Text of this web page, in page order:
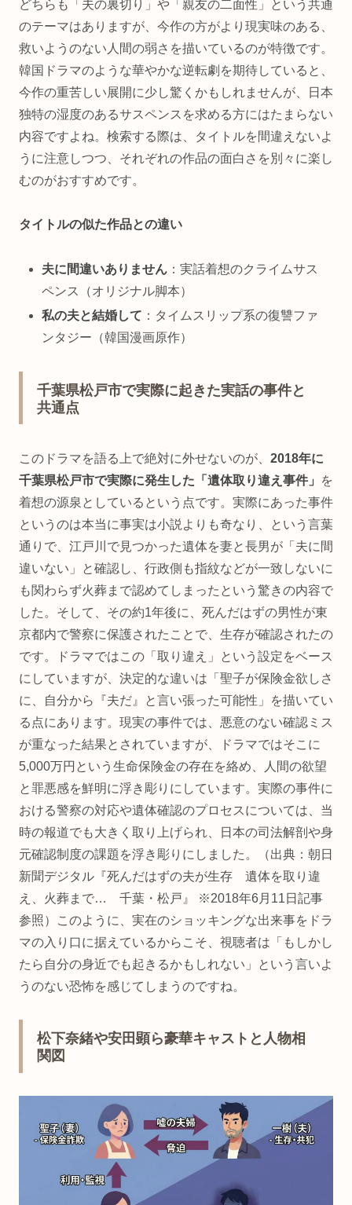
どちらも「夫の裏切り」や「親友の二面性」という共通
のテーマはありますが、今作の方がより現実味のある、
救いようのない人間の弱さを描いているのが特徴です。
韓国ドラマのような華やかな逆転劇を期待していると、
今作の重苦しい展開に少し驚くかもしれませんが、日本
独特の湿度のあるサスペンスを求める方にはたまらない
内容ですよね。検索する際は、タイトルを間違えないよ
うに注意しつつ、それぞれの作品の面白さを別々に楽し
むのがおすすめです。
タイトルの似た作品との違い
夫に間違いありません ：実話着想のクライムサス
ペンス（オリジナル脚本）
私の夫と結婚して ：タイムスリップ系の復讐ファ
ンタジー（韓国漫画原作）
千葉県松戸市で実際に起きた実話の事件と
共通点
このドラマを語る上で絶対に外せないのが、 2018年に
千葉県松戸市で実際に発生した「遺体取り違え事件」
を
着想の源泉としているという点です。実際にあった事件
というのは本当に事実は小説よりも奇なり、という言葉
通りで、江戸川で見つかった遺体を妻と長男が「夫に間
違いない」と確認し、行政側も指紋などが一致しないに
も関わらず火葬まで認めてしまったという驚きの内容で
した。そして、その約1年後に、死んだはずの男性が東
京都内で警察に保護されたことで、生存が確認されたの
です。ドラマではこの「取り違え」という設定をベース
にしていますが、決定的な違いは「聖子が保険金欲しさ
に、自分から『夫だ』と言い張った可能性」を描いてい
る点にあります。現実の事件では、悪意のない確認ミス
が重なった結果とされていますが、ドラマではそこに
5,000万円という生命保険金の存在を絡め、人間の欲望
と罪悪感を鮮明に浮き彫りにしています。実際の事件に
おける警察の対応や遺体確認のプロセスについては、当
時の報道でも大きく取り上げられ、日本の司法解剖や身
元確認制度の課題を浮き彫りにしました。（出典：朝日
新聞デジタル『死んだはずの夫が生存 遺体を取り違
え、火葬まで… 千葉・松戸』 ※2018年6月11日記事
参照）このように、実在のショッキングな出来事をドラ
マの入り口に据えているからこそ、視聴者は「もしかし
たら自分の身近でも起きるかもしれない」という言いよ
うのない恐怖を感じてしまうのですね。
松下奈緒や安田顕ら豪華キャストと人物相
関図